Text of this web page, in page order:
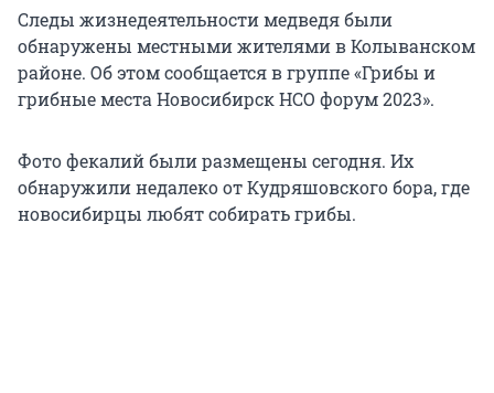
Следы жизнедеятельности медведя были
обнаружены местными жителями в Колыванском
районе. Об этом сообщается в группе «Грибы и
грибные места Новосибирск НСО форум 2023».
Фото фекалий были размещены сегодня. Их
обнаружили недалеко от Кудряшовского бора, где
новосибирцы любят собирать грибы.